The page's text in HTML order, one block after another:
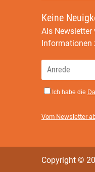
Keine
Als Newsletter
Informationen
Ich habe die
Vom Newsletter
Copyright ©